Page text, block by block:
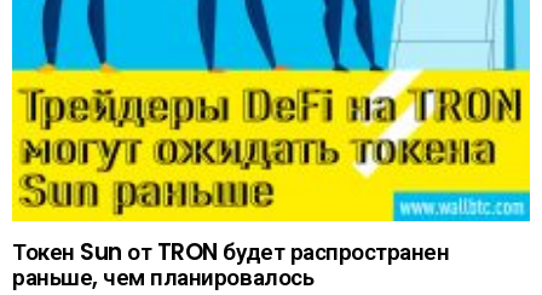
Токен Sun от TRON будет распространен
раньше, чем планировалось